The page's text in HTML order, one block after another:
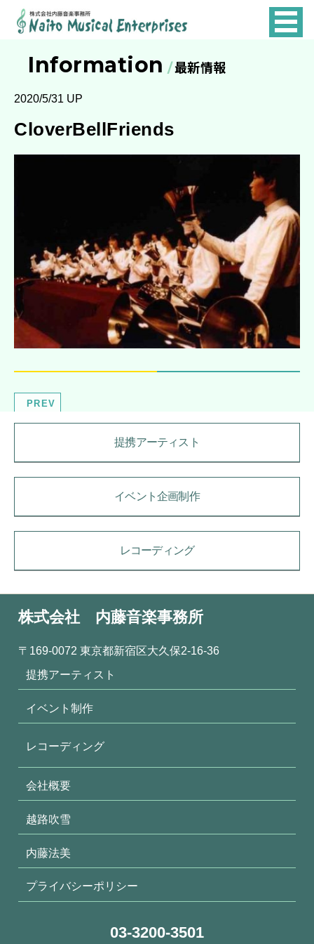
MUSICAL
ENTERPRISES
Information 最新情報
2020/5/31 UP
CloverBellFriends
PREV
提携アーティスト
イベント企画制作
レコーディング
株式会社 内藤音楽事務所
〒169-0072 東京都新宿区大久保2-16-36
提携アーティスト
イベント制作
レコーディング
会社概要
越路吹雪
内藤法美
プライバシーポリシー
03-3200-3501